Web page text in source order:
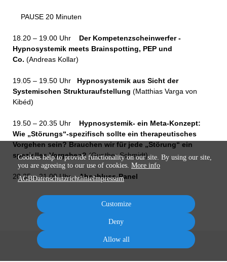
PAUSE 20 Minuten
18.20 – 19.00 Uhr Der Kompetenzscheinwerfer -
Hypnosystemik meets Brainspotting, PEP und
Co. (Andreas Kollar)
19.05 – 19.50 Uhr Hypnosystemik aus Sicht der
Systemischen Strukturaufstellung (Matthias Varga von
Kibéd)
19.50 – 20.35 Uhr Hypnosystemik- ein Meta-Konzept:
Wie „Störungs“-spezifisch sollte ein therapeutisches
Vorgehen sein? Brauchen wir für jede „Störung“ ein
spezielles Vorgehen? (Gunther Schmidt)
20.35 – 21.00 UhrAbschluss-Panel
Cookies help to provide functionality on our site. By using our site,
you are agreeing to our use of cookies. More info
AGBDatenschutzrichtlinieImpressum
Customize
Deny
Allow all